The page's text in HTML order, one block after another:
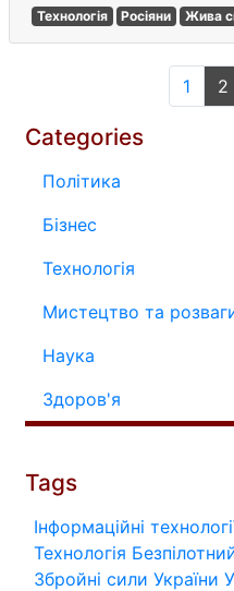
Технологія Росіяни Жива
1 2
Categories
Політика
Бізнес
Технологія
Мистецтво та
Наука
Здоров'я
Tags
Інформаційні
Технологія
Збройні сили України